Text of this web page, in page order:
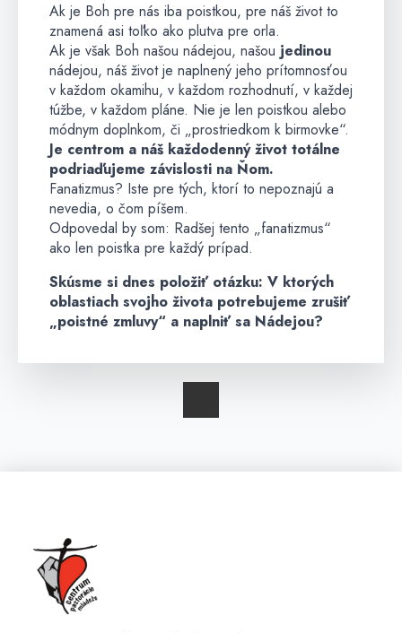
Ak je Boh pre nás iba poistkou, pre náš život to
znamená asi toľko ako plutva pre orla.
Ak je však Boh našou nádejou, našou jedinou
nádejou, náš život je naplnený jeho prítomnosťou
v každom okamihu, v každom rozhodnutí, v každej
túžbe, v každom pláne. Nie je len poistkou alebo
módnym doplnkom, či „prostriedkom k birmovke“.
Je centrom a náš každodenný život totálne
podriaďujeme závislosti na Ňom.
Fanatizmus? Iste pre tých, ktorí to nepoznajú a
nevedia, o čom píšem.
Odpovedal by som: Radšej tento „fanatizmus“
ako len poistka pre každý prípad.
Skúsme si dnes položiť otázku: V ktorých
oblastiach svojho života potrebujeme zrušiť
„poistné zmluvy“ a naplniť sa Nádejou?